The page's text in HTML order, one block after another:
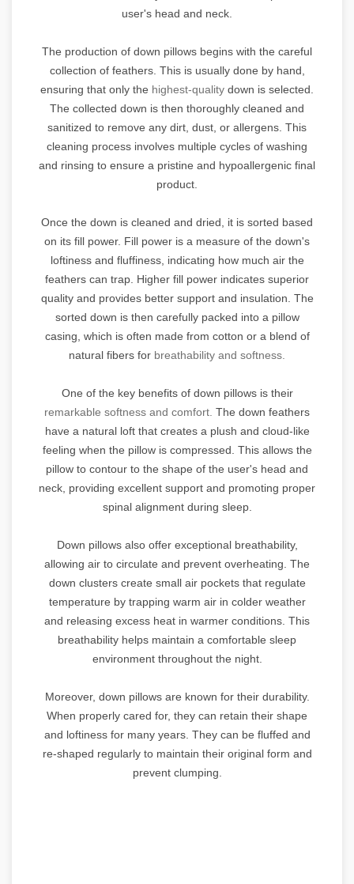
user's head and neck.
The production of down pillows begins with the careful
collection of feathers. This is usually done by hand,
ensuring that only the highest-quality down is selected.
The collected down is then thoroughly cleaned and
sanitized to remove any dirt, dust, or allergens. This
cleaning process involves multiple cycles of washing
and rinsing to ensure a pristine and hypoallergenic final
product.
Once the down is cleaned and dried, it is sorted based
on its fill power. Fill power is a measure of the down's
loftiness and fluffiness, indicating how much air the
feathers can trap. Higher fill power indicates superior
quality and provides better support and insulation. The
sorted down is then carefully packed into a pillow
casing, which is often made from cotton or a blend of
natural fibers for breathability and softness.
One of the key benefits of down pillows is their
remarkable softness and comfort. The down feathers
have a natural loft that creates a plush and cloud-like
feeling when the pillow is compressed. This allows the
pillow to contour to the shape of the user's head and
neck, providing excellent support and promoting proper
spinal alignment during sleep.
Down pillows also offer exceptional breathability,
allowing air to circulate and prevent overheating. The
down clusters create small air pockets that regulate
temperature by trapping warm air in colder weather
and releasing excess heat in warmer conditions. This
breathability helps maintain a comfortable sleep
environment throughout the night.
Moreover, down pillows are known for their durability.
When properly cared for, they can retain their shape
and loftiness for many years. They can be fluffed and
re-shaped regularly to maintain their original form and
prevent clumping.